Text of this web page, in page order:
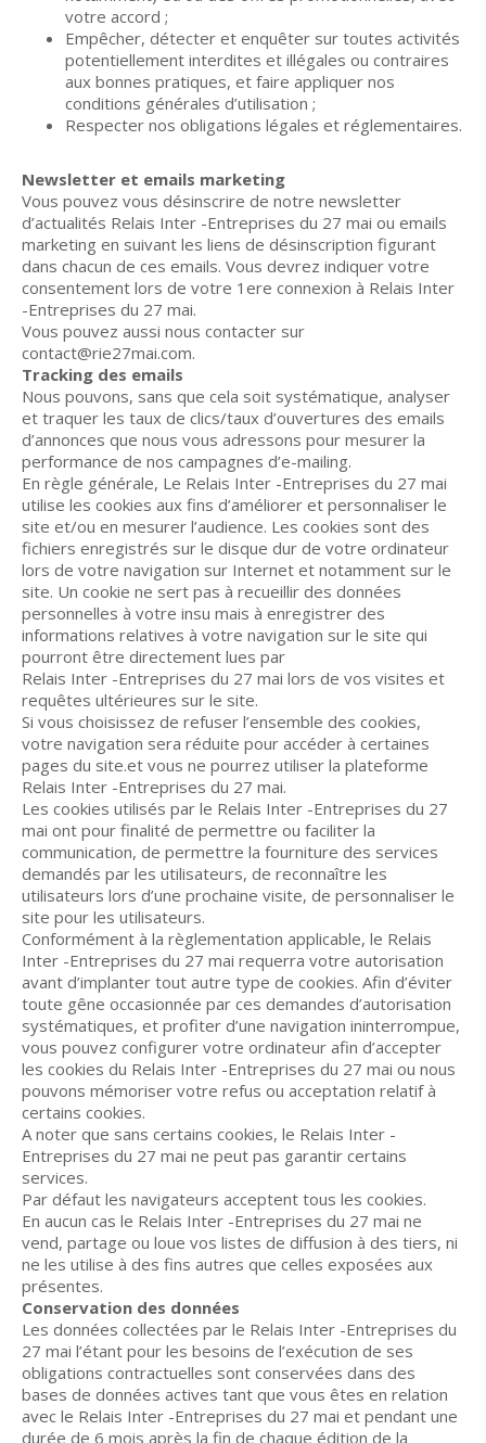
votre accord ;
Empêcher, détecter et enquêter sur toutes activités
potentiellement interdites et illégales ou contraires
aux bonnes pratiques, et faire appliquer nos
conditions générales d’utilisation ;
Respecter nos obligations légales et réglementaires.
Newsletter et emails marketing
Vous pouvez vous désinscrire de notre newsletter
d’actualités Relais Inter -Entreprises du 27 mai ou emails
marketing en suivant les liens de désinscription figurant
dans chacun de ces emails. Vous devrez indiquer votre
consentement lors de votre 1ere connexion à Relais Inter
-Entreprises du 27 mai.
Vous pouvez aussi nous contacter sur
contact@rie27mai.com.
Tracking des emails
Nous pouvons, sans que cela soit systématique, analyser
et traquer les taux de clics/taux d’ouvertures des emails
d’annonces que nous vous adressons pour mesurer la
performance de nos campagnes d’e-mailing.
En règle générale, Le Relais Inter -Entreprises du 27 mai
utilise les cookies aux fins d’améliorer et personnaliser le
site et/ou en mesurer l’audience. Les cookies sont des
fichiers enregistrés sur le disque dur de votre ordinateur
lors de votre navigation sur Internet et notamment sur le
site. Un cookie ne sert pas à recueillir des données
personnelles à votre insu mais à enregistrer des
informations relatives à votre navigation sur le site qui
pourront être directement lues par
Relais Inter -Entreprises du 27 mai lors de vos visites et
requêtes ultérieures sur le site.
Si vous choisissez de refuser l’ensemble des cookies,
votre navigation sera réduite pour accéder à certaines
pages du site.et vous ne pourrez utiliser la plateforme
Relais Inter -Entreprises du 27 mai.
Les cookies utilisés par le Relais Inter -Entreprises du 27
mai ont pour finalité de permettre ou faciliter la
communication, de permettre la fourniture des services
demandés par les utilisateurs, de reconnaître les
utilisateurs lors d’une prochaine visite, de personnaliser le
site pour les utilisateurs.
Conformément à la règlementation applicable, le Relais
Inter -Entreprises du 27 mai requerra votre autorisation
avant d’implanter tout autre type de cookies. Afin d’éviter
toute gêne occasionnée par ces demandes d’autorisation
systématiques, et profiter d’une navigation ininterrompue,
vous pouvez configurer votre ordinateur afin d’accepter
les cookies du Relais Inter -Entreprises du 27 mai ou nous
pouvons mémoriser votre refus ou acceptation relatif à
certains cookies.
A noter que sans certains cookies, le Relais Inter -
Entreprises du 27 mai ne peut pas garantir certains
services.
Par défaut les navigateurs acceptent tous les cookies.
En aucun cas le Relais Inter -Entreprises du 27 mai ne
vend, partage ou loue vos listes de diffusion à des tiers, ni
ne les utilise à des fins autres que celles exposées aux
présentes.
Conservation des données
Les données collectées par le Relais Inter -Entreprises du
27 mai l’étant pour les besoins de l’exécution de ses
obligations contractuelles sont conservées dans des
bases de données actives tant que vous êtes en relation
avec le Relais Inter -Entreprises du 27 mai et pendant une
durée de 6 mois après la fin de chaque édition de la